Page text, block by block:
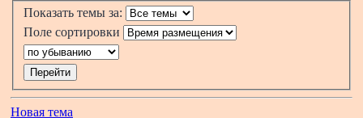
Показать темы за:
Поле сортировки
Новая тема